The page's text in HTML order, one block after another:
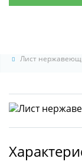
Лист